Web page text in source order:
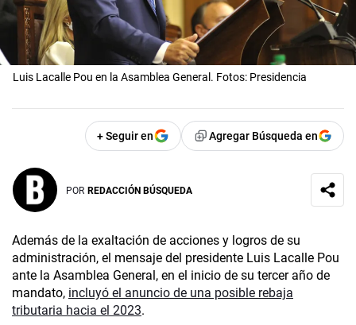
Luis Lacalle Pou en la Asamblea General. Fotos: Presidencia
+ Seguir en Agregar Búsqueda en
POR REDACCIÓN BÚSQUEDA
Además de la exaltación de acciones y logros de su
administración, el mensaje del presidente Luis Lacalle Pou
ante la Asamblea General, en el inicio de su tercer año de
mandato, incluyó el anuncio de una posible rebaja
tributaria hacia el 2023.